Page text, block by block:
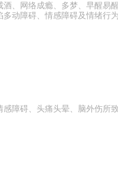
、网络成瘾、多梦、早醒
动障碍、情感障碍及情绪
障碍、头痛头晕、脑外伤